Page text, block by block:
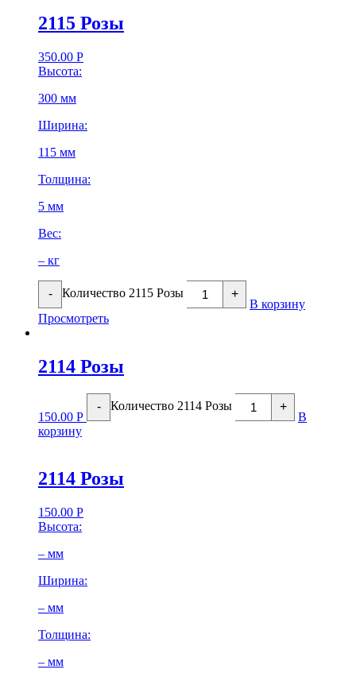
2115 Розы
350.00 Р
Высота:
300 мм
Ширина:
115 мм
Толщина:
5 мм
Вес:
– кг
- Количество 2115 Розы +
В корзину
Просмотреть
2114 Розы
150.00 Р
- Количество 2114 Розы +
В
корзину
2114 Розы
150.00 Р
Высота:
– мм
Ширина:
– мм
Толщина:
– мм